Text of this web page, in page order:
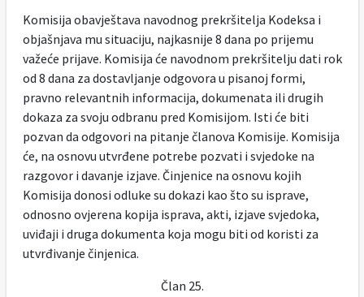
Komisija obavještava navodnog prekršitelja Kodeksa i
objašnjava mu situaciju, najkasnije 8 dana po prijemu
važeće prijave. Komisija će navodnom prekršitelju dati rok
od 8 dana za dostavljanje odgovora u pisanoj formi,
pravno relevantnih informacija, dokumenata ili drugih
dokaza za svoju odbranu pred Komisijom. Isti će biti
pozvan da odgovori na pitanje članova Komisije. Komisija
će, na osnovu utvrđene potrebe pozvati i svjedoke na
razgovor i davanje izjave. Činjenice na osnovu kojih
Komisija donosi odluke su dokazi kao što su isprave,
odnosno ovjerena kopija isprava, akti, izjave svjedoka,
uviđaji i druga dokumenta koja mogu biti od koristi za
utvrđivanje činjenica.
Član 25.